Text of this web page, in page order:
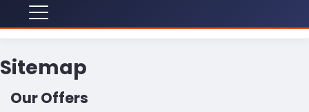
Sitemap
Our Offers